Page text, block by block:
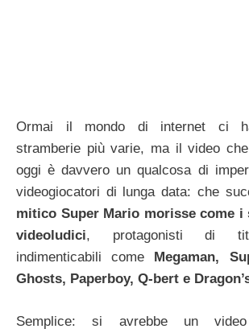
Ormai il mondo di internet ci
stramberie più varie, ma il video
oggi è davvero un qualcosa di
videogiocatori di lunga data: che
mitico Super Mario morisse come i
videoludici, protagonisti di
indimenticabili come Megaman,
Ghosts, Paperboy, Q-bert e
Semplice: si avrebbe un